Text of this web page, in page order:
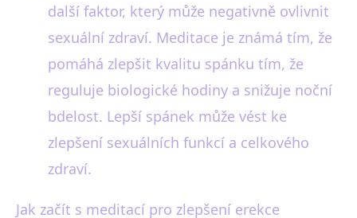
další faktor, který může negativně ovlivnit
sexuální zdraví. Meditace je známá tím, že
pomáhá zlepšit kvalitu spánku tím, že
reguluje biologické hodiny a snižuje noční
bdelost. Lepší spánek může vést ke
zlepšení sexuálních funkcí a celkového
zdraví.
Jak začít s meditací pro zlepšení erekce